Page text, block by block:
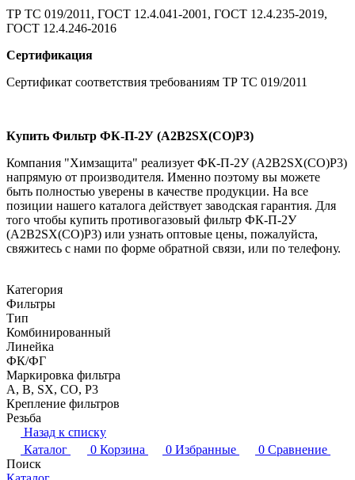
ТР ТС 019/2011, ГОСТ 12.4.041-2001, ГОСТ 12.4.235-2019,
ГОСТ 12.4.246-2016
Сертификация
Сертификат соответствия требованиям ТР ТС 019/2011
Купить Фильтр ФК-П-2У (A2B2SX(CO)P3)
Компания "Химзащита" реализует ФК-П-2У (A2B2SX(CO)P3)
напрямую от производителя. Именно поэтому вы можете
быть полностью уверены в качестве продукции. На все
позиции нашего каталога действует заводская гарантия. Для
того чтобы купить противогазовый фильтр ФК-П-2У
(A2B2SX(CO)P3) или узнать оптовые цены, пожалуйста,
свяжитесь с нами по форме обратной связи, или по телефону.
Категория
Фильтры
Тип
Комбинированный
Линейка
ФК/ФГ
Маркировка фильтра
A, B, SX, CO, P3
Крепление фильтров
Резьба
Назад к списку
Каталог
0 Корзина 0 Избранные 0 Сравнение
Поиск